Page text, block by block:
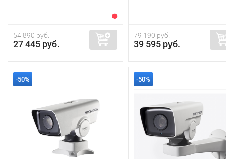
54 890 руб.
27 445 руб.
79 190 руб.
39 595 руб.
-50% -50%